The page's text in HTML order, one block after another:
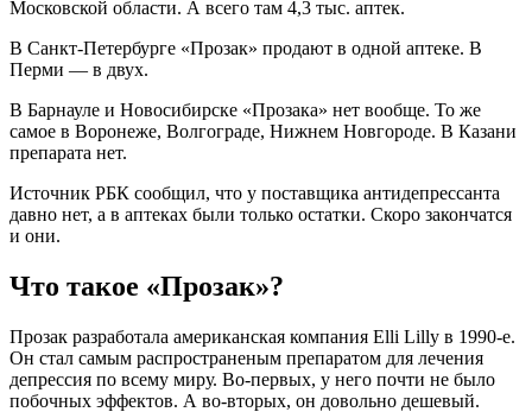
Московской области. А всего там 4,3 тыс. аптек.
В Санкт-Петербурге «Прозак» продают в одной аптеке. В
Перми — в двух.
В Барнауле и Новосибирске «Прозака» нет вообще. То же
самое в Воронеже, Волгограде, Нижнем Новгороде. В Казани
препарата нет.
Источник РБК сообщил, что у поставщика антидепрессанта
давно нет, а в аптеках были только остатки. Скоро закончатся
и они.
Что такое «Прозак»?
Прозак разработала американская компания Elli Lilly в 1990-е.
Он стал самым распространеным препаратом для лечения
депрессия по всему миру. Во-первых, у него почти не было
побочных эффектов. А во-вторых, он довольно дешевый.